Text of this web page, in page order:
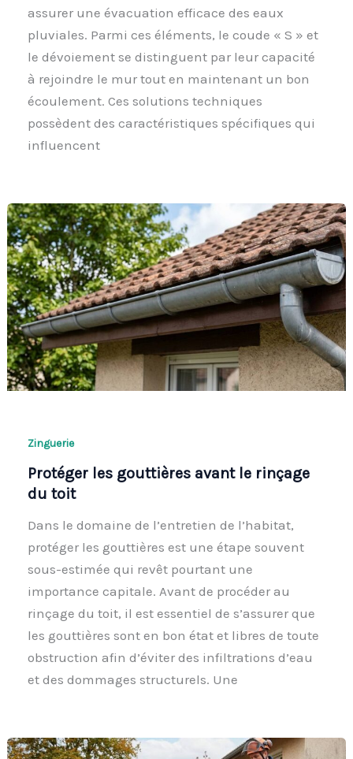
assurer une évacuation efficace des eaux
pluviales. Parmi ces éléments, le coude « S » et
le dévoiement se distinguent par leur capacité
à rejoindre le mur tout en maintenant un bon
écoulement. Ces solutions techniques
possèdent des caractéristiques spécifiques qui
influencent
Zinguerie
Protéger les gouttières avant le rinçage
du toit
Dans le domaine de l’entretien de l’habitat,
protéger les gouttières est une étape souvent
sous-estimée qui revêt pourtant une
importance capitale. Avant de procéder au
rinçage du toit, il est essentiel de s’assurer que
les gouttières sont en bon état et libres de toute
obstruction afin d’éviter des infiltrations d’eau
et des dommages structurels. Une